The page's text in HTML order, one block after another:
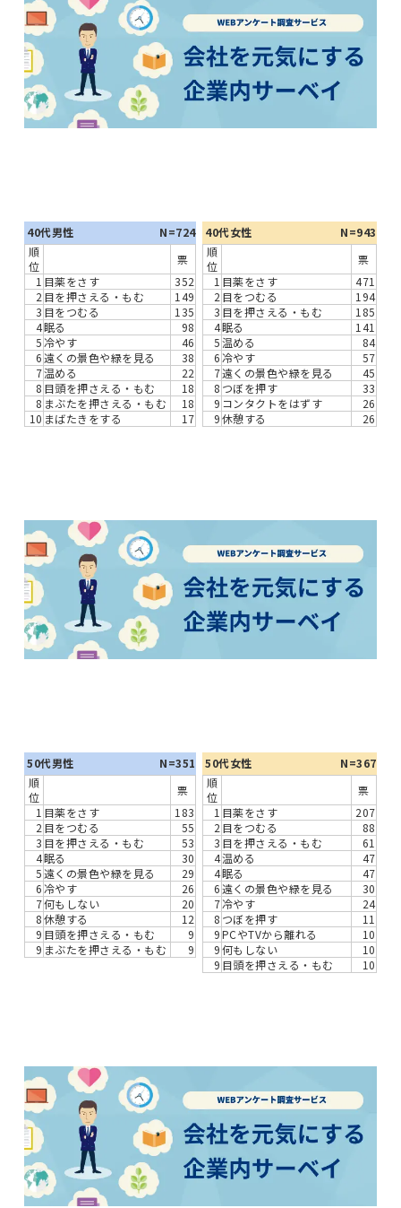
40代男性 N=724 40代女性
N=943
順
位
票
1 目薬をさす
352
2 目を押さえる・もむ
149
3 目をつむる
135
4眠る
98
5冷やす
46
6遠くの景色や緑を見る
38
7温める
22
8 目頭を押さえる・もむ
18
8 まぶたを押さえる・もむ
18
10 まばたきをする 17
順
位
票
1 目薬をさす
471
2 目をつむる
194
3 目を押さえる・もむ
185
4眠る
141
5温める
84
6冷やす
57
7遠くの景色や緑を見る
45
8 つぼを押す
33
9 コンタクトをはずす
26
9休憩する 26
50代男性 N=351 50代女性
N=367
順
位
票
1 目薬をさす
183
2目をつむる
55
3 目を押さえる・もむ
53
4眠る
30
5遠くの景色や緑を見る
29
6冷やす
26
7何もしない
20
8休憩する
12
9 目頭を押さえる・もむ
9
9 まぶたを押さえる・もむ 9
順
位
票
1 目薬をさす
207
2目をつむる
88
3 目を押さえる・もむ
61
4温める
47
4眠る
47
6遠くの景色や緑を見る
30
7冷やす
24
8 つぼを押す
11
9PCやTVから離れる
10
9何もしない
10
9 目頭を押さえる・もむ 10